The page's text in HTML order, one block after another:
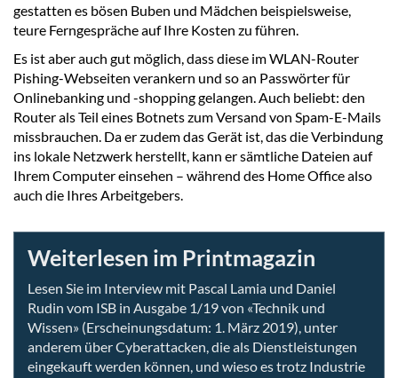
gestatten es bösen Buben und Mädchen beispielsweise,
teure Ferngespräche auf Ihre Kosten zu führen.
Es ist aber auch gut möglich, dass diese im WLAN-Router
Pishing-Webseiten verankern und so an Passwörter für
Onlinebanking und -shopping gelangen. Auch beliebt: den
Router als Teil eines Botnets zum Versand von Spam-E-Mails
missbrauchen. Da er zudem das Gerät ist, das die Verbindung
ins lokale Netzwerk herstellt, kann er sämtliche Dateien auf
Ihrem Computer einsehen – während des Home Office also
auch die Ihres Arbeitgebers.
Weiterlesen im Printmagazin
Lesen Sie im Interview mit Pascal Lamia und Daniel
Rudin vom ISB in Ausgabe 1/19 von «Technik und
Wissen» (Erscheinungsdatum: 1. März 2019), unter
anderem über Cyberattacken, die als Dienstleistungen
eingekauft werden können, und wieso es trotz Industrie